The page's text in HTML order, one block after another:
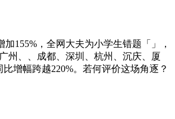
155%，全网大夫为小学生错题「」，
州、、成都、深圳、杭州、沉庆、厦
增幅跨越220%。若何评价这场角逐？